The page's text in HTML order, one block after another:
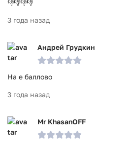
👎👎👎👎
3 года назад
Андрей Грудкин
На е баллово
3 года назад
Mr KhasanOFF